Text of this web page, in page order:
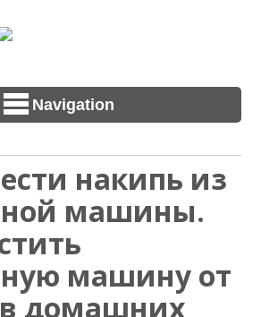
Navigation
накипь из
машины.
машину от
домашних